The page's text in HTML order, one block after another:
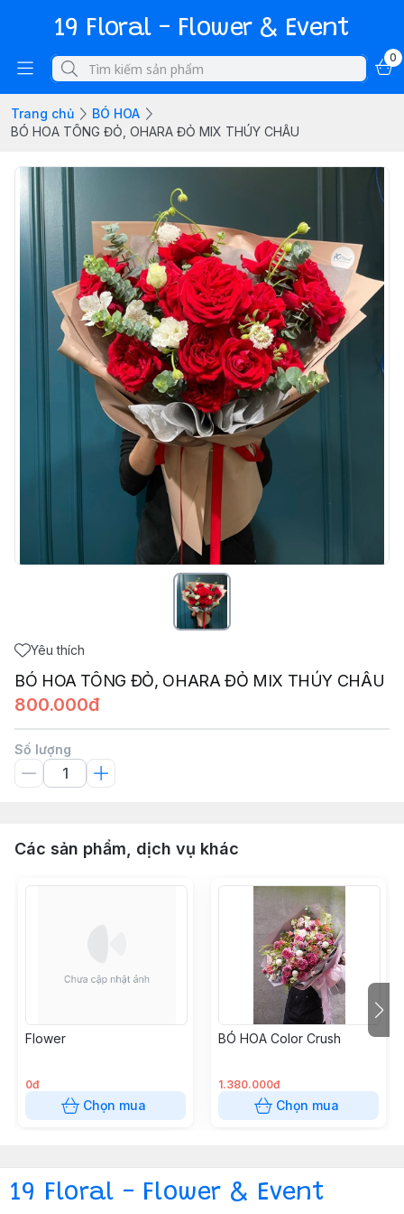
19 Floral - Flower & Event
0
Trang chủ
BÓ HOA
BÓ HOA TÔNG ĐỎ, OHARA ĐỎ MIX THÚY CHÂU
Yêu thích
BÓ HOA TÔNG ĐỎ, OHARA ĐỎ MIX THÚY CHÂU
800.000đ
Số lượng
Các sản phẩm, dịch vụ khác
Flower
0đ
Chọn mua
BÓ HOA Color Crush
1.380.000đ
Chọn mua
19 Floral - Flower & Event